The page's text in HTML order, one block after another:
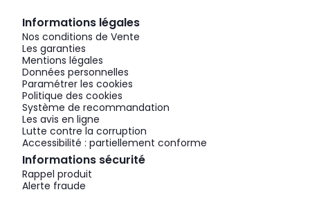
Informations légales
Nos conditions de Vente
Les garanties
Mentions légales
Données personnelles
Paramétrer les cookies
Politique des cookies
Système de recommandation
Les avis en ligne
Lutte contre la corruption
Accessibilité : partiellement conforme
Informations sécurité
Rappel produit
Alerte fraude